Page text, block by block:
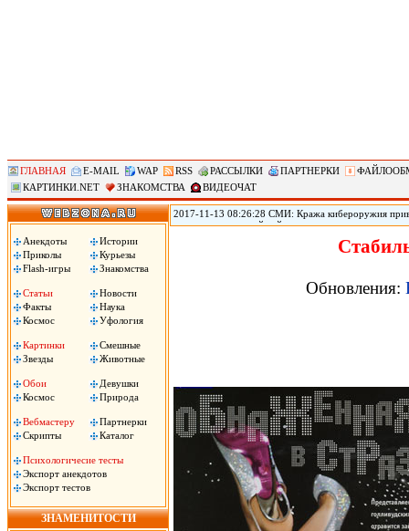
ГЛАВНАЯ E-MAIL WAP RSS РАССЫЛКИ ПАРТНЕРКИ
КАРТИНКИ.NET
ЗНАКОМСТВА ВИДЕОЧАТ
Анекдоты
Истории
Приколы
Курьезы
Flash-игры
Знакомства
Статьи
Новости
Факты
Наука
Космос
Уфология
Картинки
Смешные
Звезды
Животные
Обои
Девушки
Космос
Природа
Вебмастеру
Партнерки
Скрипты
Каталог
Психологичесие тесты
Экспорт анекдотов
Экспорт тестов
ЗНАМЕНИТОСТИ
2017-11-13 08:26:28 СМИ: Кража кибероружия
переживает крупнейший кризис из-за того, что
программный код ряда инструментов, похищенных
Обновления: